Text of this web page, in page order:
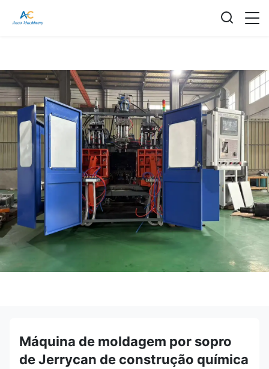
Máquina de moldagem por sopro
de Jerrycan de construção química